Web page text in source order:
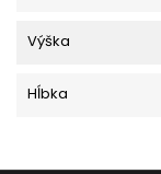
Výška
Hĺbka